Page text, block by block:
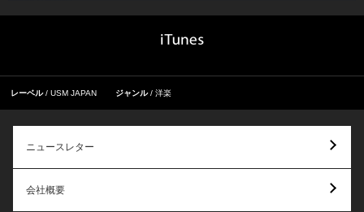
レーベル USM JAPAN ジャンル 洋楽
ニュースレター
会社概要